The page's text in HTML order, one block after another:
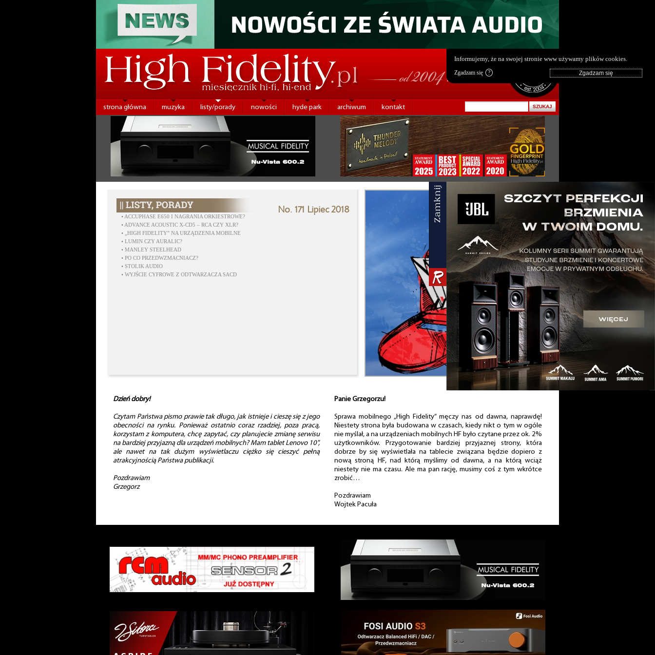
strona główna muzyka listy/porady nowości hyde park archiwum kontakt
No. 171 Lipiec 2018
• ACCUPHASE E650 I NAGRANIA ORKIESTROWE?
• ADVANCE ACOUSTIC X-CD5 – RCA CZY XLR?
•
„HIGH FIDELITY” NA URZĄDZENIA MOBILNE
• LUMIN CZY AURALIC?
• MANLEY STEELHEAD
• PO CO PRZEDWZMACNIACZ?
• STOLIK AUDIO
• WYJŚCIE CYFROWE Z ODTWARZACZA SACD
Dzień dobry!
Czytam Państwa pismo prawie tak długo, jak istnieje i cieszę się z jego
obecności na rynku. Ponieważ ostatnio coraz rzadziej, poza pracą,
korzystam z komputera, chcę zapytać, czy planujecie zmianę serwisu
na bardziej przyjazną dla urządzeń mobilnych? Mam tablet Lenovo 10",
ale nawet na tak dużym wyświetlaczu ciężko się cieszyć pełną
atrakcyjnością Państwa publikacji.
Pozdrawiam
Grzegorz
Panie Grzegorzu!
Sprawa mobilnego „High Fidelity” męczy nas od dawna, naprawdę!
Niestety strona była budowana w czasach, kiedy nikt o tym w ogóle
nie myślał, a na urządzeniach mobilnych HF było czytane przez ok. 2%
użytkowników. Przygotowanie bardziej przyjaznej strony, która
dobrze by się wyświetlała na tablecie związana będzie dopiero z
nową stroną HF, nad którą myślimy od dawna, a na którą wciąż
niestety nie ma czasu. Ale ma pan rację, musimy coś z tym wkrótce
zrobić…
Pozdrawiam
Wojtek Pacuła
Informujemy, że na swojej stronie www używamy plików cookies.
Zgadzam się ?